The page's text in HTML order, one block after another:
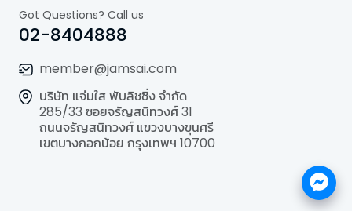
Got Questions? Call us
02-8404888
member@jamsai.com
บริษัท แจ่มใส พับลิชชิ่ง จำกัด
285/33 ซอยจรัญสนิทวงศ์ 31
ถนนจรัญสนิทวงศ์ แขวงบางขุนศรี
เขตบางกอกน้อย กรุงเทพฯ 10700